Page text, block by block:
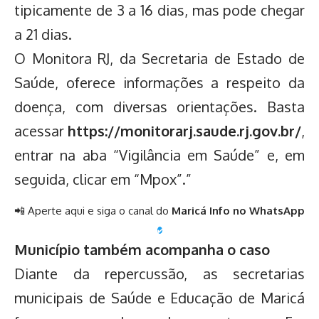
tipicamente de 3 a 16 dias, mas pode chegar
a 21 dias.
O Monitora RJ, da Secretaria de Estado de
Saúde, oferece informações a respeito da
doença, com diversas orientações. Basta
acessar https://monitorarj.saude.rj.gov.br/,
entrar na aba “Vigilância em Saúde” e, em
seguida, clicar em “Mpox”.”
📲 Aperte aqui e siga o canal do Maricá Info no WhatsApp
✔️
Município também acompanha o caso
Diante da repercussão, as secretarias
municipais de Saúde e Educação de Maricá